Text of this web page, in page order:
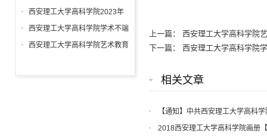
上一篇： 西安理工大学高科学院
下一篇： 西安理工大学高科学院
相关文章
【通知】中共西安理工大学高科
知
2018西安理工大学高科学院画册
定的各项规章制度
西安理工大学高科学院2023年
度信息公开报告
西安理工大学高科学院学术不端
行为查处细则
西安理工大学高科学院艺术教育